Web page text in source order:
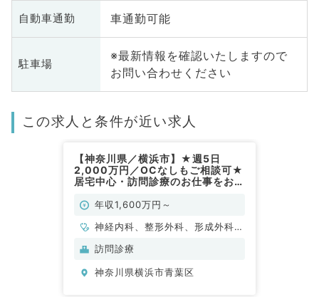
自動車通勤 車通勤可能
駐車場
※最新情報を確認いたしますので
お問い合わせください
この求人と条件が近い求人
【神奈川県／横浜市】★週5日
2,000万円／OCなしもご相談可★
居宅中心・訪問診療のお仕事をお任
医師募集（内科・外科／常勤）
年収1,600万円～
神経内科、整形外科、形成外科、
脳神経外科、呼吸器外科、心臓血
環器内科、呼吸器内科、消化器内
訪問診療
神奈川県横浜市青葉区